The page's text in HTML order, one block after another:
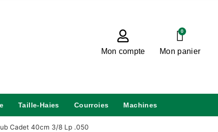
Mon compte
0
Mon panier
Taille-Haies Courroies Machines
Cadet 40cm 3/8 Lp .050